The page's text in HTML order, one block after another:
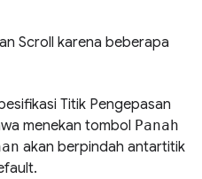
Scroll karena beberapa
Titik Pengepasan
menekan tombol Panah
akan berpindah antartitik